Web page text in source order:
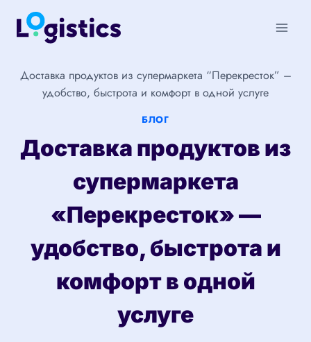
Перейти
Доставка продуктов из супермаркета “Перекресток” –
удобство, быстрота и комфорт в одной услуге
БЛОГ
Доставка продуктов из
супермаркета
«Перекресток» —
удобство, быстрота и
комфорт в одной
услуге